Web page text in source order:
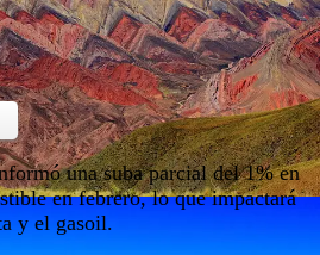
una suba parcial del 1% en
en febrero, lo que impactará
y el gasoil.